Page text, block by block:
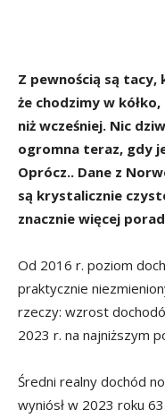
Z pewnością są
że chodzimy w
niż wcześniej. Nic
ogromna teraz, gdy
Oprócz.. Dane z
są krystalicznie
znacznie więcej
Od 2016 r. poziom
praktycznie
rzeczy: wzrost
2023 r. na najniższym
Średni realny dochód
wyniósł w 2023 roku